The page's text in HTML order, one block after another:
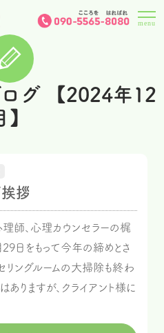
グ 【2024年12
】
拶
師、心理カウンセラーの梶
日をもって今年の締めとさ
リングルームの大掃除も終わ
ありますが、クライアント様に